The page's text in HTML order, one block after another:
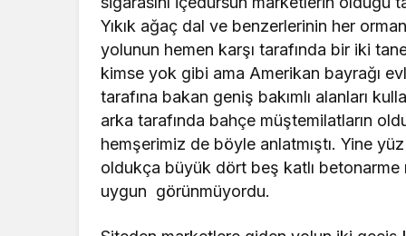
Yıkık ağaç dal ve benzerlerinin her
yolunun hemen karşı tarafında bir iki
kimse yok gibi ama Amerikan bayrağı
tarafına bakan geniş bakımlı alanları
arka tarafında bahçe müştemilatların
hemşerimiz de böyle anlatmıştı. Yine
oldukça büyük dört beş katlı
uygun görünmüyordu.